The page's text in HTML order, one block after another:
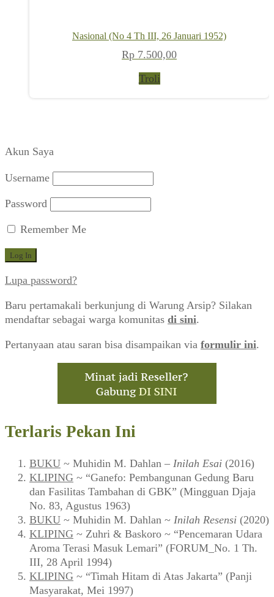
Nasional (No 4 Th III, 26 Januari 1952)
Rp 7.500,00
Troli
Akun Saya
Username
Password
Remember Me
Lupa password?
Baru pertamakali berkunjung di Warung Arsip? Silakan
mendaftar sebagai warga komunitas di sini.
Pertanyaan atau saran bisa disampaikan via formulir ini.
Terlaris Pekan Ini
BUKU ~ Muhidin M. Dahlan – Inilah Esai (2016)
KLIPING ~ “Ganefo: Pembangunan Gedung Baru
dan Fasilitas Tambahan di GBK” (Mingguan Djaja
No. 83, Agustus 1963)
BUKU ~ Muhidin M. Dahlan ~ Inilah Resensi (2020)
KLIPING ~ Zuhri & Baskoro ~ “Pencemaran Udara
Aroma Terasi Masuk Lemari” (FORUM_No. 1 Th.
III, 28 April 1994)
KLIPING ~ “Timah Hitam di Atas Jakarta” (Panji
Masyarakat, Mei 1997)